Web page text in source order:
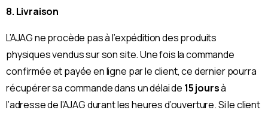
8. Livraison
L’AJAG ne procède pas à l’expédition des produits
physiques vendus sur son site. Une fois la commande
confirmée et payée en ligne par le client, ce dernier pourra
récupérer sa commande dans un délai de 15 joursà
l’adresse de l’AJAG durant les heures d’ouverture. Si le client